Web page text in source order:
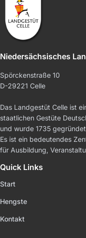
Niedersächsisches
Spörckenstraße 10
D-29221 Celle
Das Landgestüt Celle ist
staatlichen Gestüte
und wurde 1735
Es ist ein bedeutendes
für Ausbildung,
Quick Links
Start
Hengste
Kontakt